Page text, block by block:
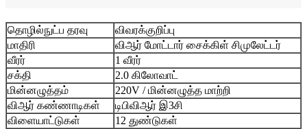
தொழில்நுட்ப தரவு
விவரக்குறிப்பு
மாதிரி
விஆர் மோட்டார் சைக்கிள் சிமுலேட்டர்
வீரர்
1 வீரர்
சக்தி
2.0 கிலோவாட்
மின்னழுத்தம்
220V / மின்னழுத்த மாற்றி
விஆர் கண்ணாடிகள்
டிபிவிஆர் இ3சி
விளையாட்டுகள்
12 துண்டுகள்